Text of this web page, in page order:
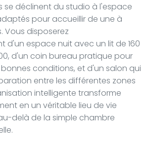
se déclinent du studio à l'espace
pour accueillir de une à
Vous disposerez
d'un espace nuit avec un lit de 160
d'un coin bureau pratique pour
conditions, et d'un salon qui
entre les différentes zones
intelligente transforme
en un véritable lieu de vie
delà de la simple chambre